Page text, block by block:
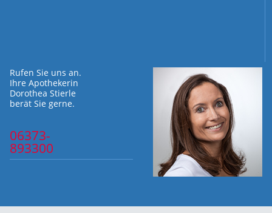
Rufen Sie uns an.
Ihre Apothekerin
Dorothea Stierle
berät Sie gerne.
06373-
893300